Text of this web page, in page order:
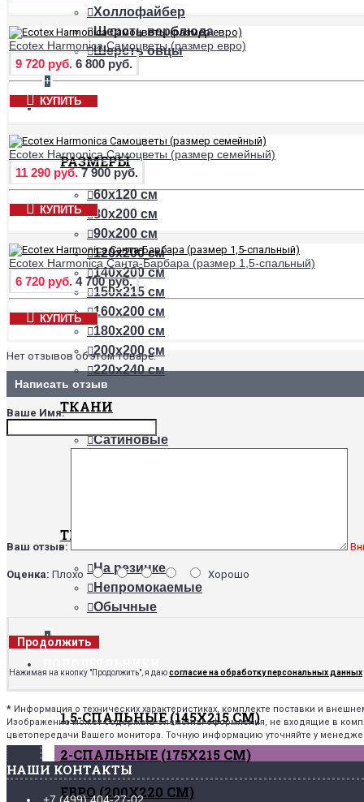
Холлофайбер
Шерсть верблюда
Шерсть овцы
+
ПРОСТЫНИ
РАЗМЕРЫ
60х120 см
80х200 см
90х200 см
120х200 см
140х200 см
150х215 см
160х200 см
180х200 см
200х200 см
220х240 см
ТКАНИ
Сатиновые
ТИПЫ
На резинке
Непромокаемые
Обычные
+
1,5-СПАЛЬНЫЕ (145Х215 СМ)
2-СПАЛЬНЫЕ (175Х215 СМ)
ЕВРО (200Х220 СМ)
Ecotex Harmonica Самоцветы (размер евро)
9 720 руб. 6 800 руб.
КУПИТЬ
Ecotex Harmonica Самоцветы (размер семейный)
11 290 руб. 7 900 руб.
КУПИТЬ
Ecotex Harmonica Санта-Барбара (размер 1,5-спальный)
6 720 руб. 4 700 руб.
КУПИТЬ
Нет отзывов об этом товаре.
Написать отзыв
Ваше Имя:
Ваш отзыв:
Оценка: Плохо Хорошо
Продолжить
Нажимая на кнопку "Продолжить", я даюсогласие на обработку персональных данных
* Информация о технических характеристиках, комплекте поставки и
Изображение может содержать элементы оформления, не входящие в
цветопередачи Вашего монитора. Точную информацию уточняйте у
НАШИ КОНТАКТЫ